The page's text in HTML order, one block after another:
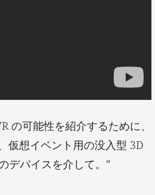
の可能性を紹介するために、
仮想イベント用の没入型 3D
デバイスを介して。”